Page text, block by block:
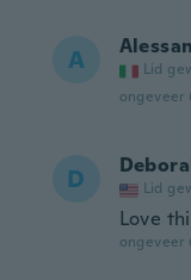
A Lid
ongeveer
D Lid
Love
ongeveer